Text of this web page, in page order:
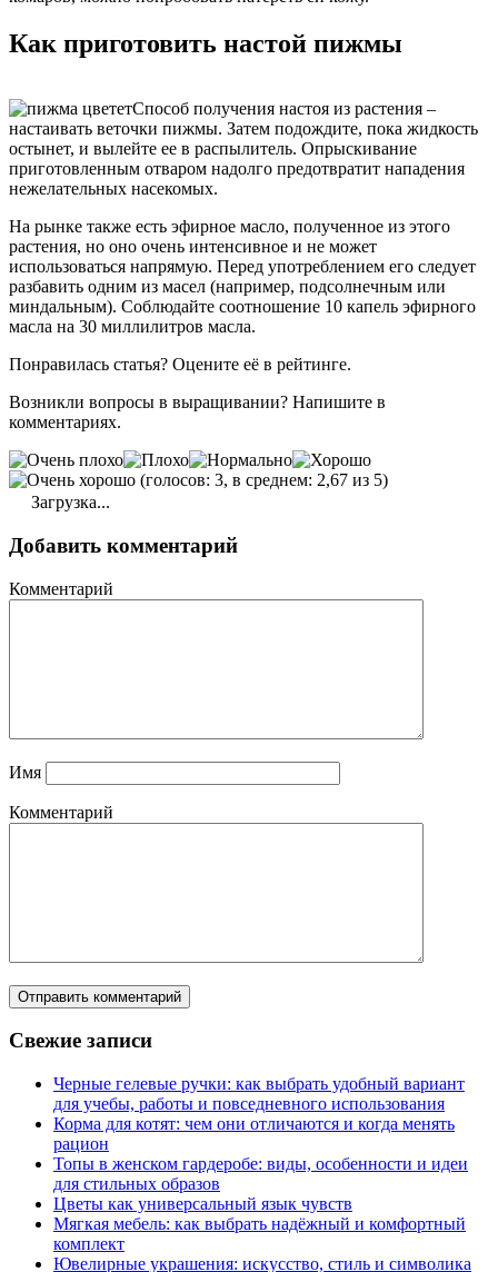
Как приготовить настой пижмы
Способ получения настоя из растения –
настаивать веточки пижмы. Затем подождите, пока жидкость
остынет, и вылейте ее в распылитель. Опрыскивание
приготовленным отваром надолго предотвратит нападения
нежелательных насекомых.
На рынке также есть эфирное масло, полученное из этого
растения, но оно очень интенсивное и не может
использоваться напрямую. Перед употреблением его следует
разбавить одним из масел (например, подсолнечным или
миндальным). Соблюдайте соотношение 10 капель эфирного
масла на 30 миллилитров масла.
Понравилась статья? Оцените её в рейтинге.
Возникли вопросы в выращивании? Напишите в
комментариях.
(голосов: 3, в среднем: 2,67 из 5)
Загрузка...
Добавить комментарий
Комментарий
Имя
Комментарий
Свежие записи
Черные гелевые ручки: как выбрать удобный вариант
для учебы, работы и повседневного использования
Корма для котят: чем они отличаются и когда менять
рацион
Топы в женском гардеробе: виды, особенности и идеи
для стильных образов
Цветы как универсальный язык чувств
Мягкая мебель: как выбрать надёжный и комфортный
комплект
Ювелирные украшения: искусство, стиль и символика